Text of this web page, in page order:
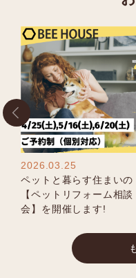
2026.03.25
ペットと暮らす住まいの
【ペットリフォーム相談
会】を開催します!